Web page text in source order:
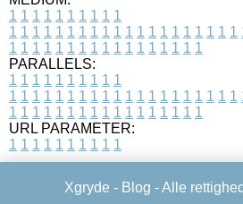
1 1 1 1 1 1 1 1 1 1
1 1 1 1 1 1 1 1 1 1 1 1 1 1 1 1 1 1 1 1
1 1 1 1 1 1 1 1 1 1 1 1 1 1 1 1 1
PARALLELS:
1 1 1 1 1 1 1 1 1 1
1 1 1 1 1 1 1 1 1 1 1 1 1 1 1 1 1 1 1 1
1 1 1 1 1 1 1 1 1 1 1 1 1 1 1 1 1
URL PARAMETER:
1 1 1 1 1 1 1 1 1 1
Xgryde - Blog - Alle